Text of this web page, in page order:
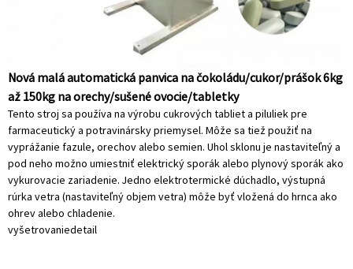
Nová malá automatická panvica na čokoládu/cukor/prášok 6kg
až 150kg na orechy/sušené ovocie/tabletky
Tento stroj sa používa na výrobu cukrových tabliet a piluliek pre
farmaceutický a potravinársky priemysel. Môže sa tiež použiť na
vyprážanie fazule, orechov alebo semien. Uhol sklonu je nastaviteľný a
pod neho možno umiestniť elektrický sporák alebo plynový sporák ako
vykurovacie zariadenie. Jedno elektrotermické dúchadlo, výstupná
rúrka vetra (nastaviteľný objem vetra) môže byť vložená do hrnca ako
ohrev alebo chladenie.
vyšetrovaniedetail